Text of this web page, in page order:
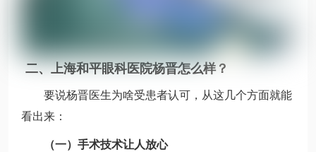
二、上海和平眼科医院杨晋怎么样？
要说杨晋医生为啥受患者认可，从这几个方面就能
看出来：
（一）手术技术让人放心